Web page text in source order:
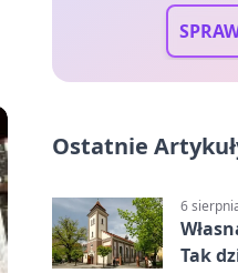
Ostatnie
6
Tak